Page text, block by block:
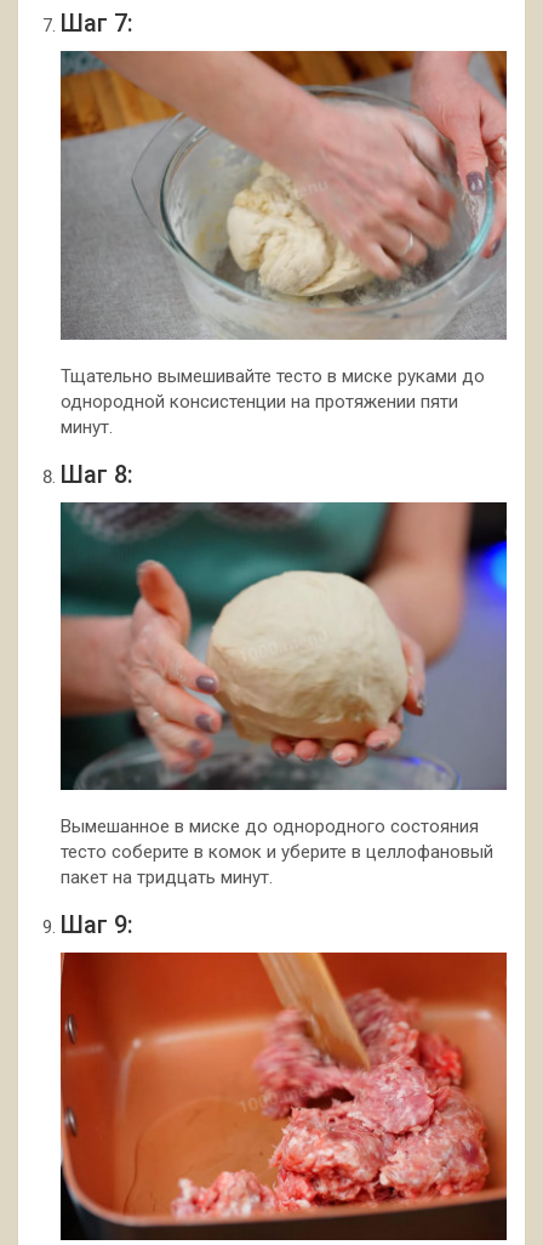
Шаг 7:
Тщательно вымешивайте тесто в миске руками до
однородной консистенции на протяжении пяти
минут.
Шаг 8:
Вымешанное в миске до однородного состояния
тесто соберите в комок и уберите в целлофановый
пакет на тридцать минут.
Шаг 9: